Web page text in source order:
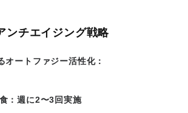
ンチエイジング戦略
オートファジー活性化：
：週に2〜3回実施